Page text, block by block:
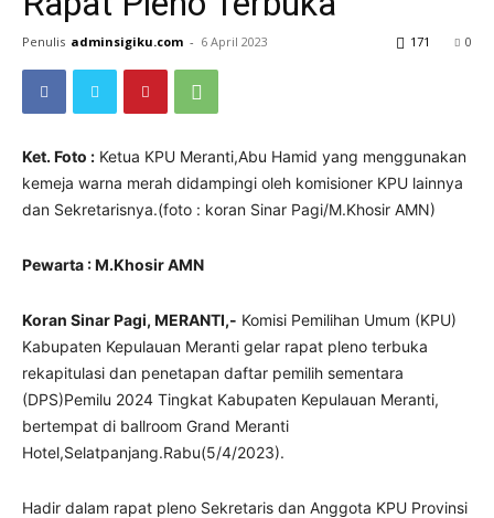
Penulis adminsigiku.com - 6 April 2023 0
171
Ket. Foto : Ketua KPU Meranti,Abu Hamid yang menggunakan
kemeja warna merah didampingi oleh komisioner KPU lainnya
dan Sekretarisnya.(foto : koran Sinar Pagi/M.Khosir AMN)
Pewarta : M.Khosir AMN
Koran Sinar Pagi, MERANTI,- Komisi Pemilihan Umum (KPU)
Kabupaten Kepulauan Meranti gelar rapat pleno terbuka
rekapitulasi dan penetapan daftar pemilih sementara
(DPS)Pemilu 2024 Tingkat Kabupaten Kepulauan Meranti,
bertempat di ballroom Grand Meranti
Hotel,Selatpanjang.Rabu(5/4/2023).
Hadir dalam rapat pleno Sekretaris dan Anggota KPU Provinsi